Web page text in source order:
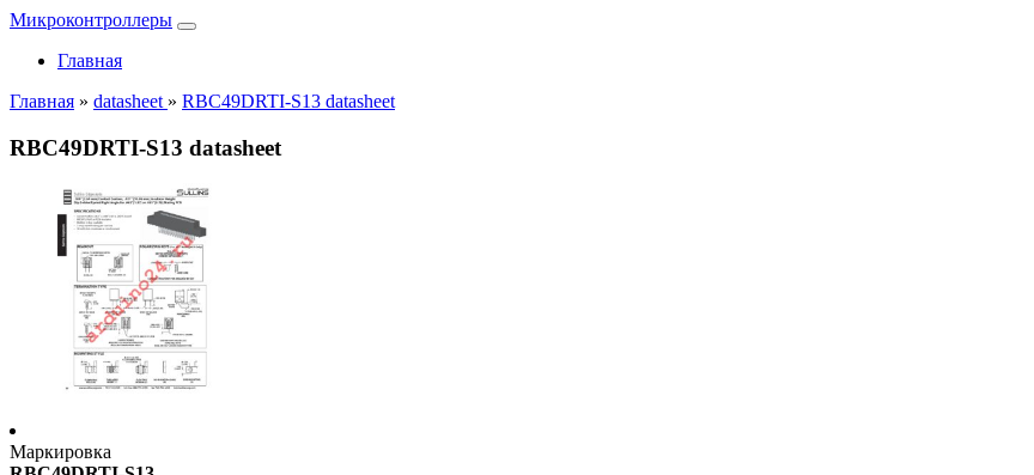
Микроконтроллеры
Главная
Главная » datasheet » RBC49DRTI-S13 datasheet
RBC49DRTI-S13 datasheet
Маркировка